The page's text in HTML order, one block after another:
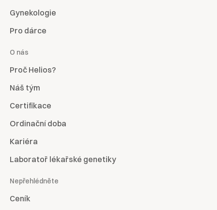
Gynekologie
Pro dárce
O nás
Proč Helios?
Náš tým
Certifikace
Ordinační doba
Kariéra
Laboratoř lékařské genetiky
Nepřehlédněte
Ceník